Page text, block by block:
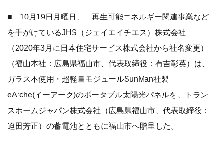
■ 10月19日月曜日、 再生可能エネルギー関連事業など
を手がけているJHS（ジェイエイチエス）株式会社
（2020年3月に日本住宅サービス株式会社から社名変更）
（福山本社：広島県福山市、代表取締役：有吉彰英）は、
ガラス不使用・超軽量モジュールSunMan社製
eArche(イーアーク)のポータブル太陽光パネルを、トラン
スホームジャパン株式会社（広島県福山市、代表取締役：
迫田芳正）の蓄電池とともに福山市へ贈呈した。